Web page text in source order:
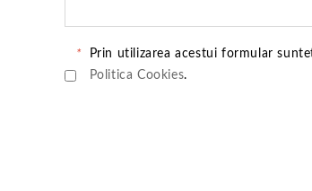
*
Prin utilizarea acestui formular
Politica Cookies.